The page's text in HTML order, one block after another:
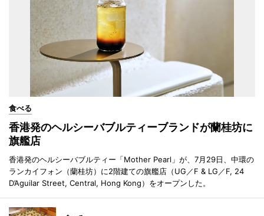
食べる
香港発のヘルシーバブルティーブランドが蘭桂坊に
旗艦店
香港発のヘルシーバブルティー「Mother Pearl」が、7月29日、中環の
ランカイフォン（蘭桂坊）に2階建ての旗艦店（UG／F & LG／F, 24
D’Aguilar Street, Central, Hong Kong）をオープンした。